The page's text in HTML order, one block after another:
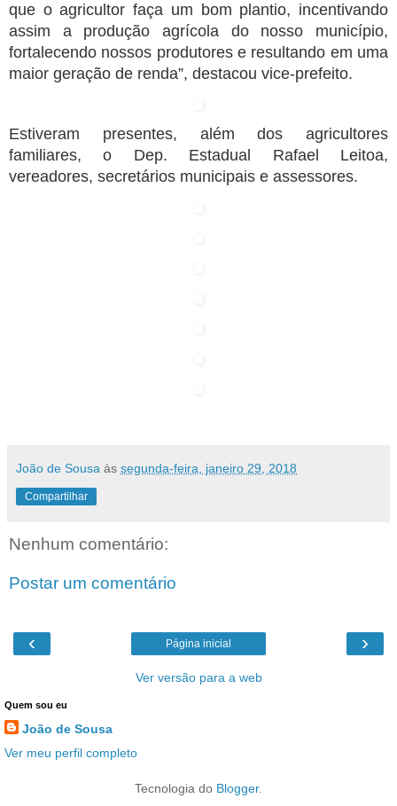
que o agricultor faça um bom plantio, incentivando
assim a produção agrícola do nosso município,
fortalecendo nossos produtores e resultando em uma
maior geração de renda”, destacou vice-prefeito.
Estiveram presentes, além dos agricultores
familiares, o Dep. Estadual Rafael Leitoa,
vereadores, secretários municipais e assessores.
João de Sousa às segunda-feira, janeiro 29, 2018
Compartilhar
Nenhum comentário:
Postar um comentário
‹ ›
Página inicial
Ver versão para a web
Quem sou eu
João de Sousa
Ver meu perfil completo
Tecnologia do Blogger.